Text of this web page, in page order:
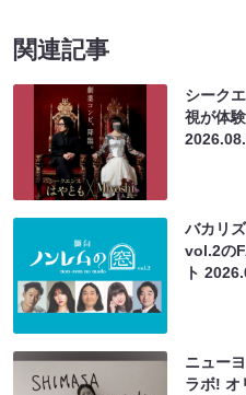
関連記事
シーク
視が体
バカリ
vol.2の
ト
ニュー
ラボ! オ